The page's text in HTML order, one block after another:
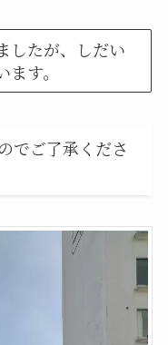
したが、しだい
す。
でご了承くださ